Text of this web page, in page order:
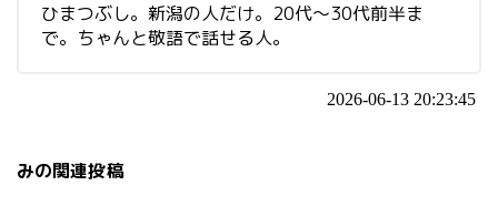
ひまつぶし。新潟の人だけ。20代～30代前半ま
で。ちゃんと敬語で話せる人。
2026-06-13 20:23:45
みの関連投稿